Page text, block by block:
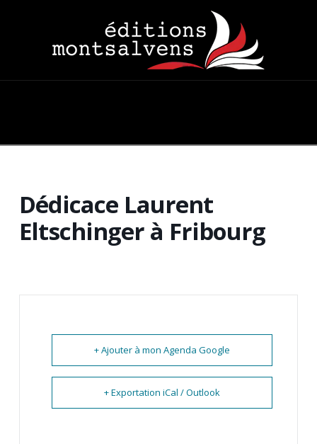
Dédicace Laurent
Eltschinger à Fribourg
+ Ajouter à mon Agenda Google
+ Exportation iCal / Outlook